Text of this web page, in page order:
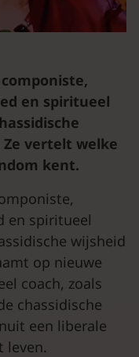
en spiritueel
vertelt welke
kent.
en spiritueel
wijsheid
op nieuwe
coach, zoals
chassidische
een liberale
leven.